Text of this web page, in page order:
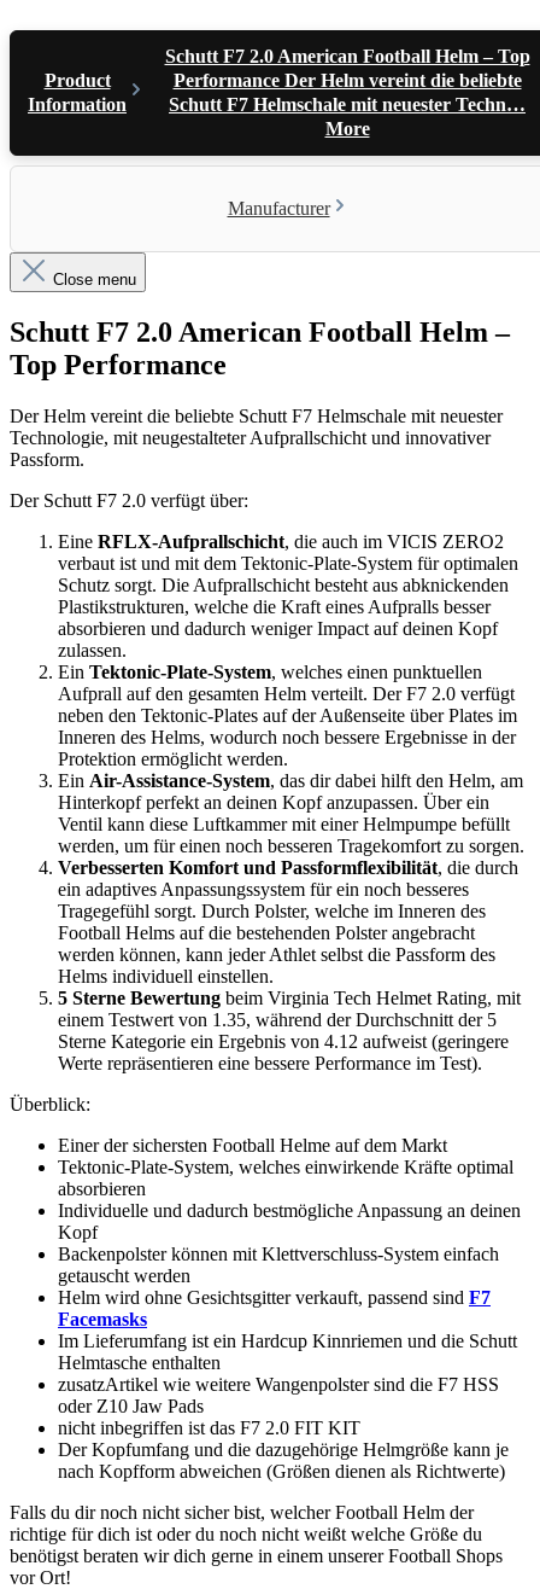
Product
Information
Schutt F7 2.0 American Football Helm – Top
Performance Der Helm vereint die beliebte
Schutt F7 Helmschale mit neuester Techn…
More
Manufacturer
Close menu
Schutt F7 2.0 American Football Helm –
Top Performance
Der Helm vereint die beliebte Schutt F7 Helmschale mit neuester
Technologie, mit neugestalteter Aufprallschicht und innovativer
Passform.
Der Schutt F7 2.0 verfügt über:
Eine RFLX-Aufprallschicht, die auch im VICIS ZERO2
verbaut ist und mit dem Tektonic-Plate-System für optimalen
Schutz sorgt. Die Aufprallschicht besteht aus abknickenden
Plastikstrukturen, welche die Kraft eines Aufpralls besser
absorbieren und dadurch weniger Impact auf deinen Kopf
zulassen.
Ein Tektonic-Plate-System, welches einen punktuellen
Aufprall auf den gesamten Helm verteilt. Der F7 2.0 verfügt
neben den Tektonic-Plates auf der Außenseite über Plates im
Inneren des Helms, wodurch noch bessere Ergebnisse in der
Protektion ermöglicht werden.
Ein Air-Assistance-System, das dir dabei hilft den Helm, am
Hinterkopf perfekt an deinen Kopf anzupassen. Über ein
Ventil kann diese Luftkammer mit einer Helmpumpe befüllt
werden, um für einen noch besseren Tragekomfort zu sorgen.
Verbesserten Komfort und Passformflexibilität, die durch
ein adaptives Anpassungssystem für ein noch besseres
Tragegefühl sorgt. Durch Polster, welche im Inneren des
Football Helms auf die bestehenden Polster angebracht
werden können, kann jeder Athlet selbst die Passform des
Helms individuell einstellen.
5 Sterne Bewertung beim Virginia Tech Helmet Rating, mit
einem Testwert von 1.35, während der Durchschnitt der 5
Sterne Kategorie ein Ergebnis von 4.12 aufweist (geringere
Werte repräsentieren eine bessere Performance im Test).
Überblick:
Einer der sichersten Football Helme auf dem Markt
Tektonic-Plate-System, welches einwirkende Kräfte optimal
absorbieren
Individuelle und dadurch bestmögliche Anpassung an deinen
Kopf
Backenpolster können mit Klettverschluss-System einfach
getauscht werden
Helm wird ohne Gesichtsgitter verkauft, passend sind F7
Facemasks
Im Lieferumfang ist ein Hardcup Kinnriemen und die Schutt
Helmtasche enthalten
zusatzArtikel wie weitere Wangenpolster sind die F7 HSS
oder Z10 Jaw Pads
nicht inbegriffen ist das F7 2.0 FIT KIT
Der Kopfumfang und die dazugehörige Helmgröße kann je
nach Kopfform abweichen (Größen dienen als Richtwerte)
Falls du dir noch nicht sicher bist, welcher Football Helm der
richtige für dich ist oder du noch nicht weißt welche Größe du
benötigst beraten wir dich gerne in einem unserer Football Shops
vor Ort!